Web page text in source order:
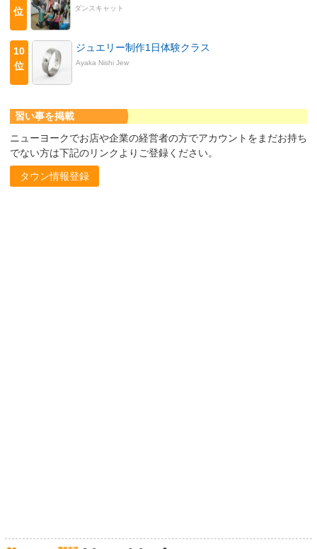
位
ダンスキャット
10
位
ジュエリー制作1日体験クラス
Ayaka Nishi Jew
習い事を掲載
ニューヨークでお店や企業の経営者の方でアカウントをまだお持ち
でない方は下記のリンクよりご登録ください。
タウン情報登録